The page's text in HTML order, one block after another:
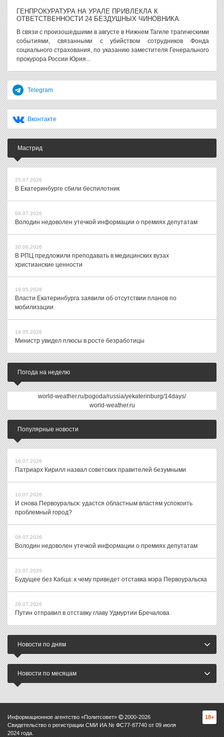
ГЕНПРОКУРАТУРА НА УРАЛЕ ПРИВЛЕКЛА К
ОТВЕТСТВЕННОСТИ 24 БЕЗДУШНЫХ ЧИНОВНИКА
В связи с произошедшими в августе в Нижнем Тагиле трагическими
событиями, связанными с убийством сотрудников Фонда
социального страхования, по указанию заместителя Генерального
прокурора России Юрия...
Telegram
Вконтакте
Мастрид
25.07.2026
В Екатеринбурге сбили беспилотник
08.07.2026
Володин недоволен утечкой информации о премиях депутатам
30.06.2026
В РПЦ предложили преподавать в медицинских вузах
христианские ценности
19.05.2026
Власти Екатеринбурга заявили об отсутствии планов по
мобилизации
18.05.2026
Министр увидел плюсы в росте безработицы
Погода на неделю
world-weather.ru/pogoda/russia/yekaterinburg/14days/
world-weather.ru
Популярные новости
16.07.2026
Патриарх Кирилл назвал советских правителей безумными
10.07.2026
И снова Первоуральск: удастся областным властям успокоить
проблемный город?
08.07.2026
Володин недоволен утечкой информации о премиях депутатам
23.07.2026
Будущее без Кабца: к чему приведет отставка мэра Первоуральска
29.07.2026
Путин отправил в отставку главу Удмуртии Бречалова
Новости по дням
Новости по месяцам
Информационное агентство «Политсовет» 2000-2026
Свидетельство о регистрации СМИ ИА № ФС77-87740 от 09 июля
2024 года.
18+